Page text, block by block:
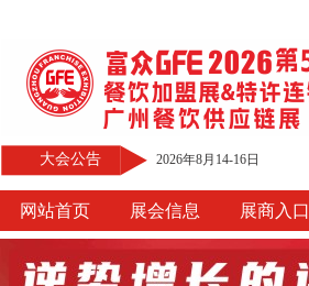
大会公告 2026年8月14-16日
网站首页 展会信息 展商入口